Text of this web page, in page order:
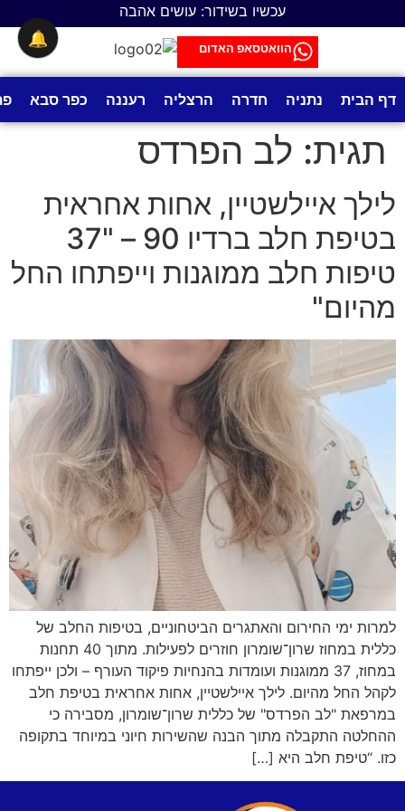
עכשיו בשידור: עושים אהבה
הוואטסאפ האדום
דף הבית נתניה חדרה הרצליה רעננה כפר סבא
תגית: לב הפרדס
לילך איילשטיין, אחות אחראית
בטיפת חלב ברדיו 90 – "37
טיפות חלב ממוגנות וייפתחו החל
מהיום"
למרות ימי החירום והאתגרים הביטחוניים, בטיפות החלב של
כללית במחוז שרון־שומרון חוזרים לפעילות. מתוך 40 תחנות
במחוז, 37 ממוגנות ועומדות בהנחיות פיקוד העורף – ולכן ייפתחו
לקהל החל מהיום. לילך איילשטיין, אחות אחראית בטיפת חלב
במרפאת "לב הפרדס" של כללית שרון־שומרון, מסבירה כי
ההחלטה התקבלה מתוך הבנה שהשירות חיוני במיוחד בתקופה
כזו. “טיפת חלב היא […]
🔔